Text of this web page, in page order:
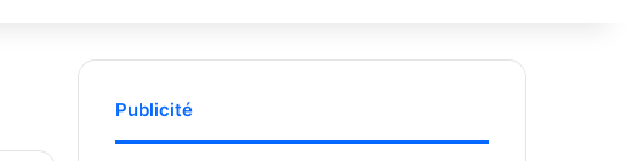
Publicité